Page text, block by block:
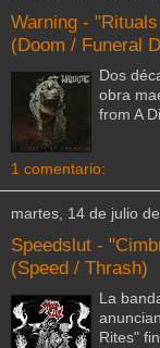
Warning -
(Doom / Funeral
Dos
obra
from A
1 comentario:
martes, 14 de julio
Speedslut -
(Speed / Thrash)
La
Rites"